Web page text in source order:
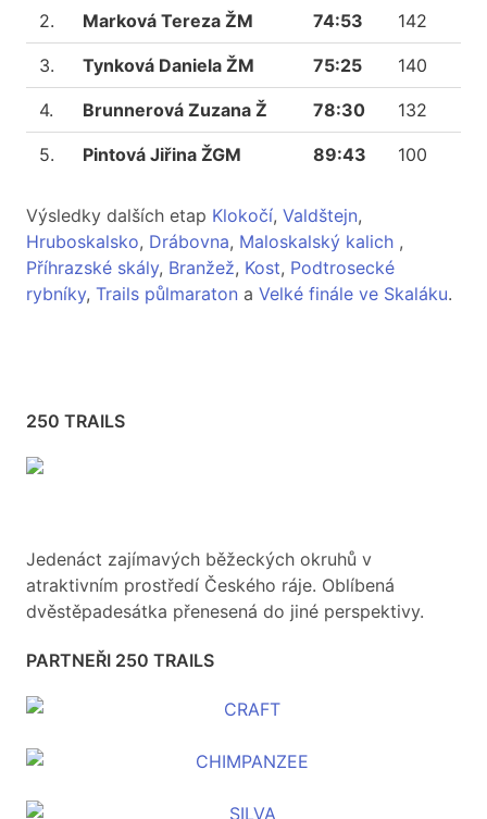
2. Marková Tereza ŽM 74:53 142
3. Tynková Daniela ŽM 75:25 140
4. Brunnerová Zuzana Ž 78:30 132
5. Pintová Jiřina ŽGM 89:43 100
Výsledky dalších etap Klokočí, Valdštejn,
Hruboskalsko, Drábovna, Maloskalský kalich ,
Příhrazské skály, Branžež, Kost, Podtrosecké
rybníky, Trails půlmaraton a Velké finále ve Skaláku.
250 TRAILS
Jedenáct zajímavých běžeckých okruhů v
atraktivním prostředí Českého ráje. Oblíbená
dvěstěpadesátka přenesená do jiné perspektivy.
PARTNEŘI 250 TRAILS